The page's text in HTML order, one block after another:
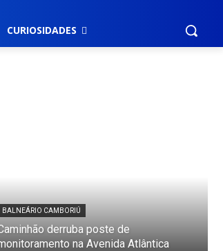
CURIOSIDADES
BALNEÁRIO CAMBORIÚ
derruba poste de
na Avenida Atlântica